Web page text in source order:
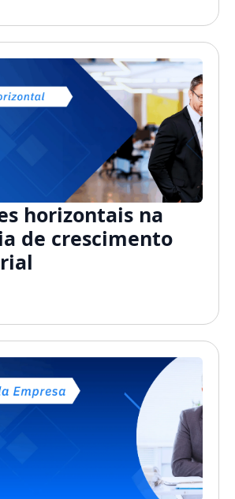
horizontais na
de crescimento